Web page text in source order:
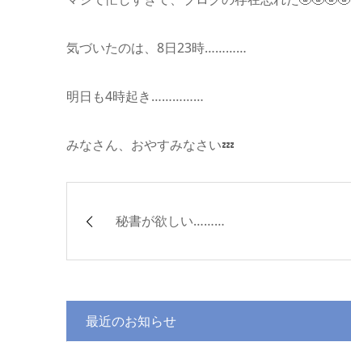
気づいたのは、8日23時…………
明日も4時起き……………
みなさん、おやすみなさい💤
秘書が欲しい………
最近のお知らせ